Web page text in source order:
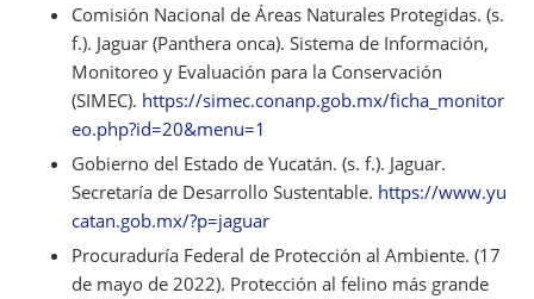
Comisión Nacional de Áreas Naturales Protegidas. (s.
f.). Jaguar (Panthera onca). Sistema de Información,
Monitoreo y Evaluación para la Conservación
(SIMEC). https://simec.conanp.gob.mx/ficha_monitor
eo.php?id=20&menu=1
Gobierno del Estado de Yucatán. (s. f.). Jaguar.
Secretaría de Desarrollo Sustentable. https://www.yu
catan.gob.mx/?p=jaguar
Procuraduría Federal de Protección al Ambiente. (17
de mayo de 2022). Protección al felino más grande